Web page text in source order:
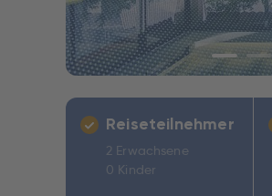
Reiseteilnehmer
2 Erwachsene
0 Kinder